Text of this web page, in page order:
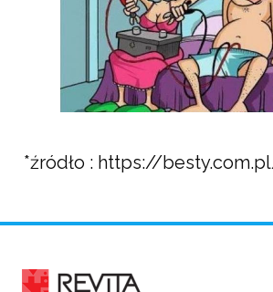
*źródło : https://